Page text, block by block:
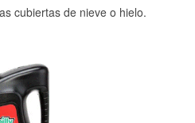
cubiertas de nieve o hielo.